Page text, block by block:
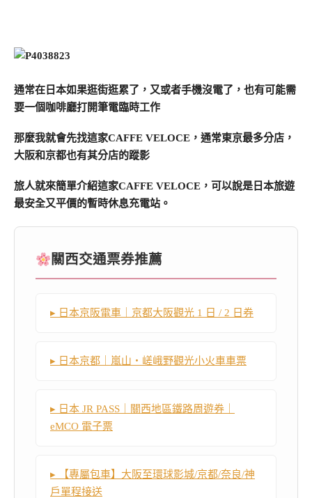
通常在日本如果逛街逛累了，又或者手機沒電了，也有可能需
要一個咖啡廳打開筆電臨時工作
那麼我就會先找這家CAFFE VELOCE，通常東京最多分店，
大阪和京都也有其分店的蹤影
旅人就來簡單介紹這家CAFFE VELOCE，可以說是日本旅遊
最安全又平價的暫時休息充電站。
關西交通票券推薦
▸ 日本京阪電車｜京都大阪觀光 1 日 / 2 日券
▸ 日本京都｜嵐山・嵯峨野觀光小火車車票
▸ 日本 JR PASS｜關西地區鐵路周遊券｜
eMCO 電子票
▸ 【專屬包車】大阪至環球影城/京都/奈良/神
戶單程接送